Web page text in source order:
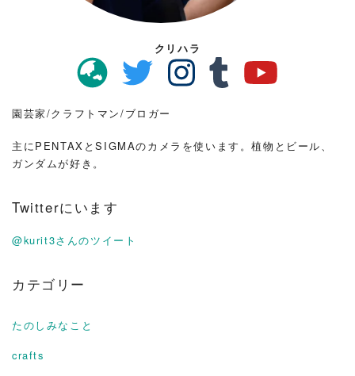
クリハラ
園芸家/クラフトマン/ブロガー
主にPENTAXとSIGMAのカメラを使います。植物とビール、
ガンダムが好き。
Twitterにいます
@kurit3さんのツイート
カテゴリー
たのしみなこと
crafts